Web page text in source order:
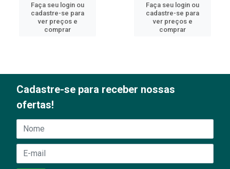
Faça seu login ou
cadastre-se para
ver preços e
comprar
Faça seu login ou
cadastre-se para
ver preços e
comprar
Cadastre-se para receber nossas
ofertas!